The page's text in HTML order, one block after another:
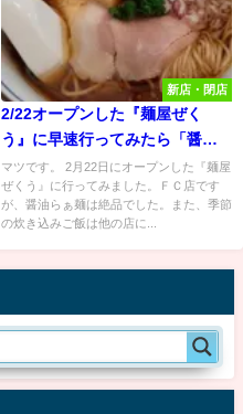
新店・閉店
2/22オープンした『麺屋ぜく
う』に早速行ってみたら「醤油
らぁ麺」が絶品だった！
マツです。 2月22日にオープンした『麺屋
ぜくう』に行ってみました。ＦＣ店です
が、醤油らぁ麺は絶品でした。また、季節
の炊き込みご飯は他の店に...